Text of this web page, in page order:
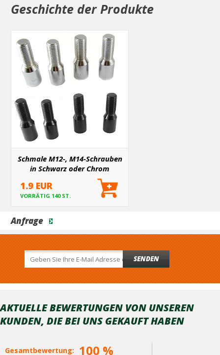
Geschichte der Produkte
Schmale M12-, M14-Schrauben
in Schwarz oder Chrom
1.9 EUR
VORRÄTIG 140 ST.
Anfrage
SENDEN
AKTUELLE BEWERTUNGEN VON UNSEREN
KUNDEN, DIE BEI ​​UNS GEKAUFT HABEN
Gesamtbewertung: 100 %